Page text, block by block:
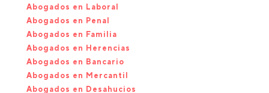
Abogados en Laboral
Abogados en Penal
Abogados en Familia
Abogados en Herencias
Abogados en Bancario
Abogados en Mercantil
Abogados en Desahucios